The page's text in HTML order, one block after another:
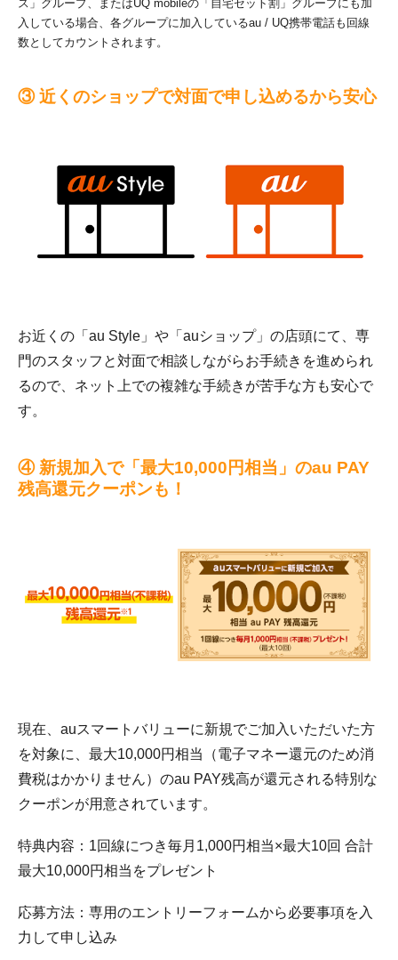
ス」グループ、またはUQ mobileの「自宅セット割」グループにも加
入している場合、各グループに加入しているau / UQ携帯電話も回線
数としてカウントされます。
③ 近くのショップで対面で申し込めるから安心
お近くの「au Style」や「auショップ」の店頭にて、専
門のスタッフと対面で相談しながらお手続きを進められ
るので、ネット上での複雑な手続きが苦手な方も安心で
す。
④ 新規加入で「最大10,000円相当」のau PAY
残高還元クーポンも！
現在、auスマートバリューに新規でご加入いただいた方
を対象に、最大10,000円相当（電子マネー還元のため消
費税はかかりません）のau PAY残高が還元される特別な
クーポンが用意されています。
特典内容：1回線につき毎月1,000円相当×最大10回 合計
最大10,000円相当をプレゼント
応募方法：専用のエントリーフォームから必要事項を入
力して申し込み